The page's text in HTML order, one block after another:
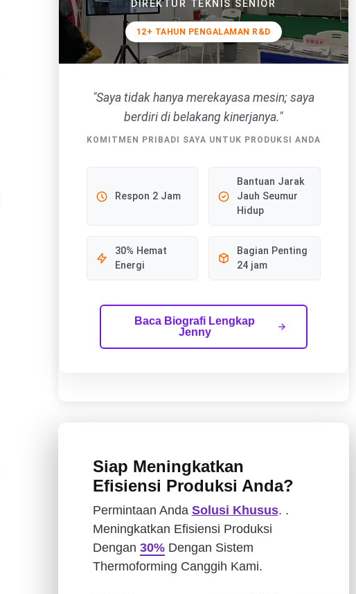
DIREKTUR TEKNIS SENIOR
12+ TAHUN PENGALAMAN R&D
"Saya tidak hanya merekayasa mesin; saya
berdiri di belakang kinerjanya."
KOMITMEN PRIBADI SAYA UNTUK PRODUKSI ANDA
Respon 2 Jam
Bantuan Jarak
Jauh Seumur
Hidup
30% Hemat
Energi
Bagian Penting
24 jam
Baca Biografi Lengkap
Jenny
Siap Meningkatkan
Efisiensi Produksi Anda?
Permintaan Anda Solusi Khusus. .
Meningkatkan Efisiensi Produksi
Dengan 30%Dengan Sistem
Thermoforming Canggih Kami.